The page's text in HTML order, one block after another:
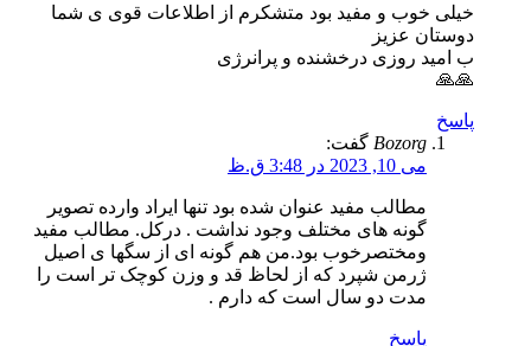
خیلی خوب و مفید بود متشکرم از اطلاعات قوی ی شما
دوستان عزیز
ب امید روزی درخشنده و پرانرژی
🙏🙏
پاسخ
Bozorg گفت:
می 10, 2023 در 3:48 ق.ظ
مطالب مفید عنوان شده بود تنها ایراد وارده تصویر
گونه های مختلف وجود نداشت . درکل. مطالب مفید
ومختصرخوب بود.من هم گونه ای از سگها ی اصیل
ژرمن شپرد که از لحاظ قد و وزن کوچک تر است را
مدت دو سال است که دارم .
پاسخ